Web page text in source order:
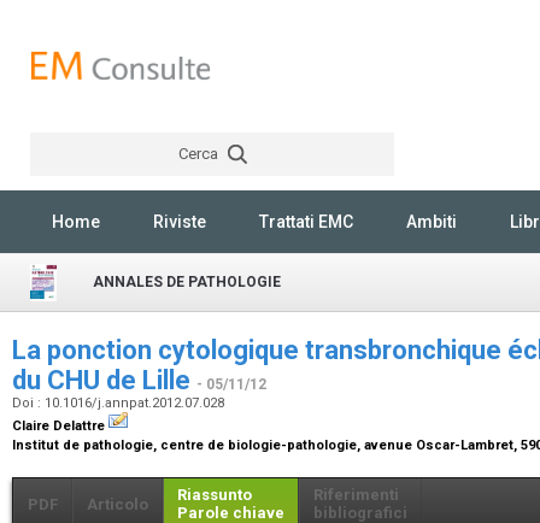
Cerca
Home Riviste Trattati EMC Ambiti
ANNALES DE PATHOLOGIE
La ponction cytologique transbronchique
du CHU de Lille - 05/11/12
Doi : 10.1016/j.annpat.2012.07.028
Claire Delattre
Institut de pathologie, centre de biologie-pathologie, avenue Oscar-Lambret,
PDF Articolo
Riassunto
Parole chiave
Riferimenti
bibliografici